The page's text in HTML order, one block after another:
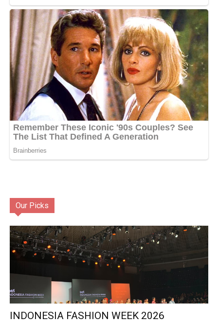
Our Picks
INDONESIA FASHION WEEK 2026